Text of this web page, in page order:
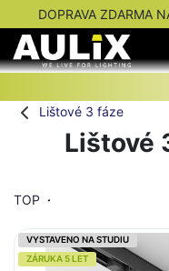
DOPRAVA ZDARMA
Lištové 3 fáze
Lištové
TOP
VYSTAVENO NA STUDIU
ZÁRUKA 5 LET